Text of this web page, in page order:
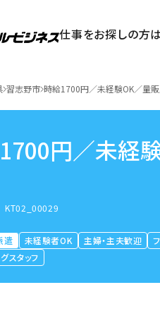
仕事をお探しの方
習志野市 時給1700円／未経験OK／量
円／未経
KT02_00029
遣 未経験者OK 主婦・主夫歓迎
スタッフ